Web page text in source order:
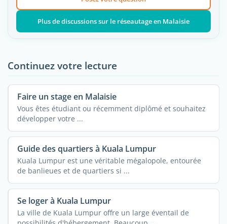
Plus de discussions sur le réseautage en Malaisie
Continuez votre lecture
Faire un stage en Malaisie
Vous êtes étudiant ou récemment diplômé et souhaitez
développer votre ...
Guide des quartiers à Kuala Lumpur
Kuala Lumpur est une véritable mégalopole, entourée
de banlieues et de quartiers si ...
Se loger à Kuala Lumpur
La ville de Kuala Lumpur offre un large éventail de